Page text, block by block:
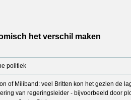
het verschil maken
politiek
of Miliband: veel Britten kon het gezien de
van regeringsleider - bijvoorbeeld door